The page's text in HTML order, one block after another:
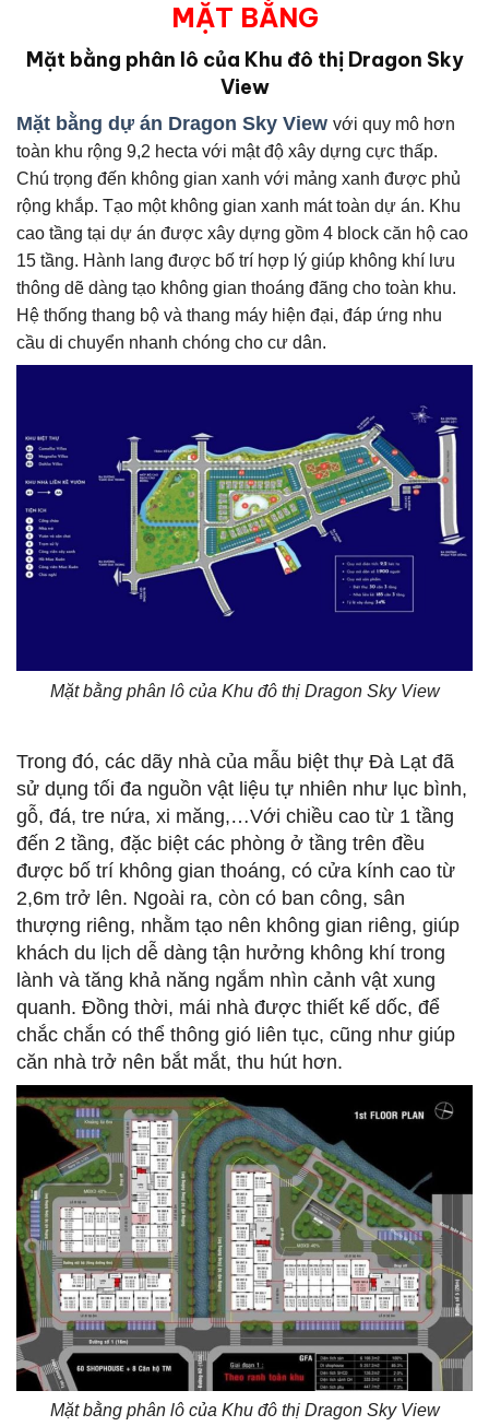
MẶT BẰNG
Mặt bằng phân lô của Khu đô thị Dragon Sky
View
Mặt bằng dự án Dragon Sky View với quy mô hơn
toàn khu rộng 9,2 hecta với mật độ xây dựng cực thấp.
Chú trọng đến không gian xanh với mảng xanh được phủ
rộng khắp. Tạo một không gian xanh mát toàn dự án. Khu
cao tầng tại dự án được xây dựng gồm 4 block căn hộ cao
15 tầng. Hành lang được bố trí hợp lý giúp không khí lưu
thông dẽ dàng tạo không gian thoáng đãng cho toàn khu.
Hệ thống thang bộ và thang máy hiện đại, đáp ứng nhu
cầu di chuyển nhanh chóng cho cư dân.
Mặt bằng phân lô của Khu đô thị Dragon Sky View
Trong đó, các dãy nhà của mẫu biệt thự Đà Lạt đã
sử dụng tối đa nguồn vật liệu tự nhiên như lục bình,
gỗ, đá, tre nứa, xi măng,…Với chiều cao từ 1 tầng
đến 2 tầng, đặc biệt các phòng ở tầng trên đều
được bố trí không gian thoáng, có cửa kính cao từ
2,6m trở lên. Ngoài ra, còn có ban công, sân
thượng riêng, nhằm tạo nên không gian riêng, giúp
khách du lịch dễ dàng tận hưởng không khí trong
lành và tăng khả năng ngắm nhìn cảnh vật xung
quanh. Đồng thời, mái nhà được thiết kế dốc, để
chắc chắn có thể thông gió liên tục, cũng như giúp
căn nhà trở nên bắt mắt, thu hút hơn.
Mặt bằng phân lô của Khu đô thị Dragon Sky View